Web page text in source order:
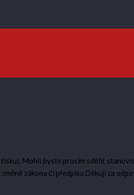
Mohli byste prosím sdělit
zákona či předpisu.Děkuji za